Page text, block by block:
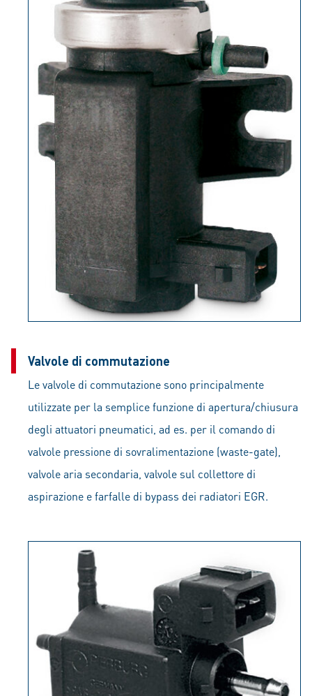
Valvole di commutazione
Le valvole di commutazione sono principalmente
utilizzate per la semplice funzione di apertura/chiusura
degli attuatori pneumatici, ad es. per il comando di
valvole pressione di sovralimentazione (waste-gate),
valvole aria secondaria, valvole sul collettore di
aspirazione e farfalle di bypass dei radiatori EGR.